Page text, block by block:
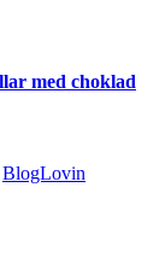
med choklad
BlogLovin